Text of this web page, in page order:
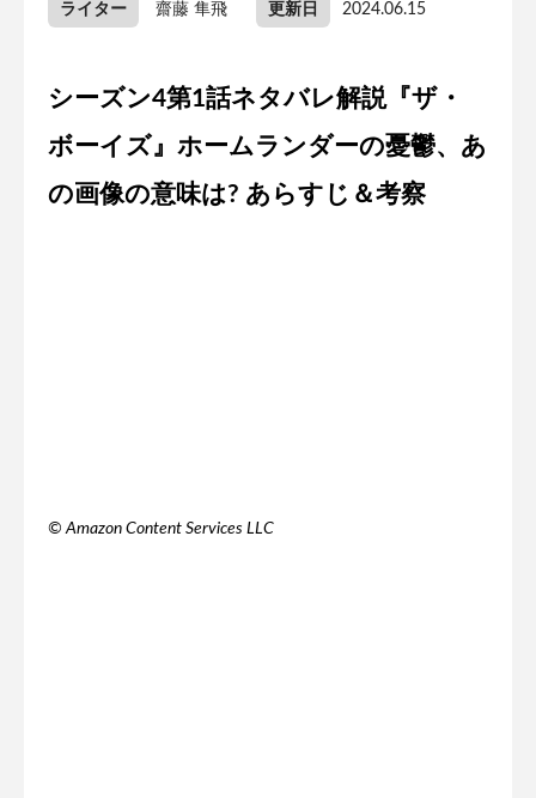
ライター 齋藤 隼飛 更新日 2024.06.15
シーズン4第1話ネタバレ解説『ザ・
ボーイズ』ホームランダーの憂鬱、あ
の画像の意味は? あらすじ＆考察
© Amazon Content Services LLC